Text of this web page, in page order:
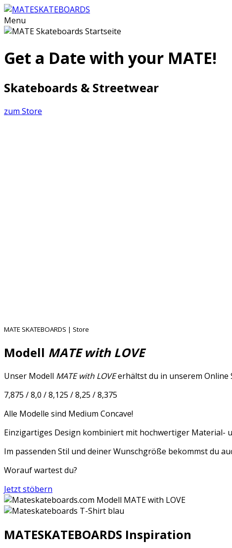
Menu
Get a Date with your MATE!
Skateboards & Streetwear
zum Store
MATE SKATEBOARDS | Store
Modell MATE with LOVE
Unser Modell MATE with LOVEerhältst du in unserem Online
7,875 / 8,0 / 8,125 / 8,25 / 8,375
Alle Modelle sind Medium Concave!
Einzigartiges Design kombiniert mit hochwertiger Material-
Im passenden Stil und deiner Wunschgröße bekommst du
Worauf wartest du?
Jetzt stöbern
MATESKATEBOARDS Inspiration